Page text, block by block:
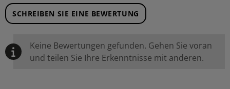
SCHREIBEN SIE EINE BEWERTUNG
Keine Bewertungen gefunden. Gehen Sie voran
und teilen Sie Ihre Erkenntnisse mit anderen.